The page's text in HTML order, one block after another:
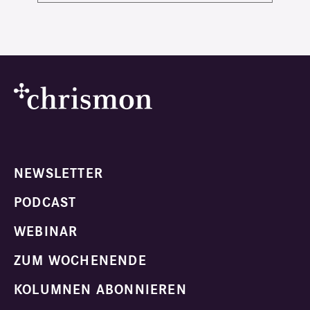
NEWSLETTER
PODCAST
WEBINAR
ZUM WOCHENENDE
KOLUMNEN ABONNIEREN